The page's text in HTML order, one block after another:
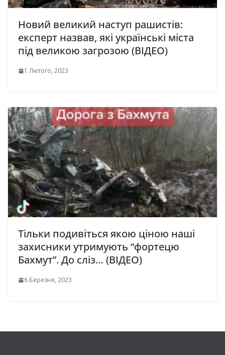
Новий великий наступ рашистів:
експерт назвав, які українські міста
під великою загрозою (ВІДЕО)
1 Лютого, 2023
Тільки подивіться якою ціною наші
захисники утримують “фортецю
Бахмут”. До сліз… (ВІДЕО)
6 Березня, 2023